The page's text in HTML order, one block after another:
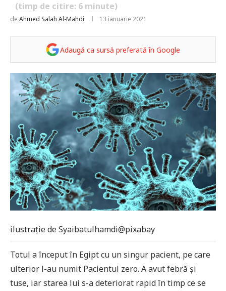
(timp de citire: 6 minute)
de Ahmed Salah Al-Mahdi 13 ianuarie 2021
Adaugă ca sursă preferată în Google
ilustrație de Syaibatulhamdi@pixabay
Totul a început în Egipt cu un singur pacient, pe care
ulterior l-au numit Pacientul zero. A avut febră și
tuse, iar starea lui s-a deteriorat rapid în timp ce se